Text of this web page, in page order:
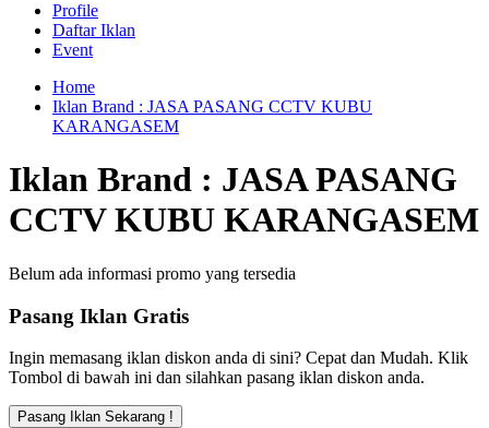
Profile
Daftar Iklan
Event
Home
Iklan Brand : JASA PASANG CCTV KUBU
KARANGASEM
Iklan Brand : JASA PASANG
CCTV KUBU KARANGASEM
Belum ada informasi promo yang tersedia
Pasang Iklan Gratis
Ingin memasang iklan diskon anda di sini? Cepat dan Mudah. Klik
Tombol di bawah ini dan silahkan pasang iklan diskon anda.